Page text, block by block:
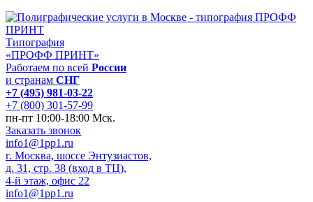
Типография
«ПРОФФ ПРИНТ»
Работаем по всей России
и странам СНГ
+7 (495) 981-03-22
+7 (800) 301-57-99
пн-пт 10:00-18:00 Мск.
Заказать звонок
info1@1pp1.ru
г. Москва, шоссе Энтузиастов,
д. 31, стр. 38 (вход в ТЦ),
4-й этаж, офис 22
info1@1pp1.ru